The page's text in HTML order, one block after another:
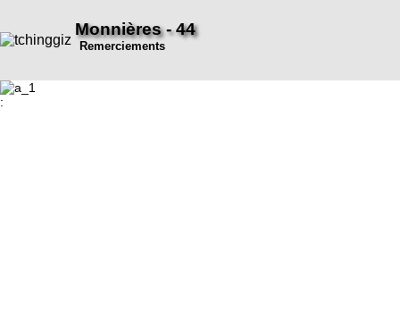
Monnières - 44
Remerciements
: